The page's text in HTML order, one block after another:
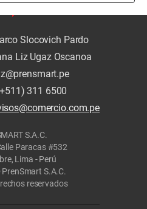
Slocovich Pardo
Liz Ugaz Oscanoa
311 6500
S.A.C.
Paracas #532
Lima - Perú
S.A.C.
reservados